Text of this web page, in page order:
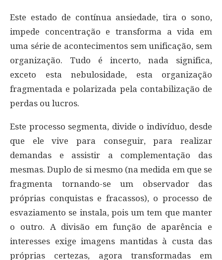
Este estado de contínua ansiedade, tira o sono,
impede concentração e transforma a vida em
uma série de acontecimentos sem unificação, sem
organização. Tudo é incerto, nada significa,
exceto esta nebulosidade, esta organização
fragmentada e polarizada pela contabilização de
perdas ou lucros.
Este processo segmenta, divide o indivíduo, desde
que ele vive para conseguir, para realizar
demandas e assistir a complementação das
mesmas. Duplo de si mesmo (na medida em que se
fragmenta tornando-se um observador das
próprias conquistas e fracassos), o processo de
esvaziamento se instala, pois um tem que manter
o outro. A divisão em função de aparência e
interesses exige imagens mantidas à custa das
próprias certezas, agora transformadas em